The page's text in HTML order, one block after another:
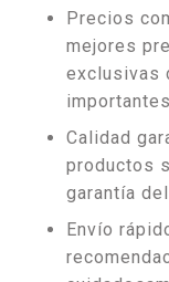
Precios
mejores
exclusivas
Calidad
productos
garantía
Envío